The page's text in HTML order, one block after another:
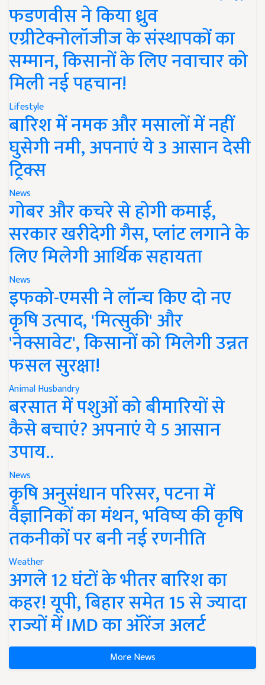
फडणवीस ने किया ध्रुव
एग्रीटेक्नोलॉजीज के संस्थापकों का
सम्मान, किसानों के लिए नवाचार को
मिली नई पहचान!
Lifestyle
बारिश में नमक और मसालों में नहीं
घुसेगी नमी, अपनाएं ये 3 आसान देसी
ट्रिक्स
News
गोबर और कचरे से होगी कमाई,
सरकार खरीदेगी गैस, प्लांट लगाने के
लिए मिलेगी आर्थिक सहायता
News
इफको-एमसी ने लॉन्च किए दो नए
कृषि उत्पाद, 'मित्सुकी' और
'नेक्सावेट', किसानों को मिलेगी उन्नत
फसल सुरक्षा!
Animal Husbandry
बरसात में पशुओं को बीमारियों से
कैसे बचाएं? अपनाएं ये 5 आसान
उपाय..
News
कृषि अनुसंधान परिसर, पटना में
वैज्ञानिकों का मंथन, भविष्य की कृषि
तकनीकों पर बनी नई रणनीति
Weather
अगले 12 घंटों के भीतर बारिश का
कहर! यूपी, बिहार समेत 15 से ज्यादा
राज्यों में IMD का ऑरेंज अलर्ट
More News